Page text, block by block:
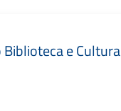
Biblioteca e Cultura